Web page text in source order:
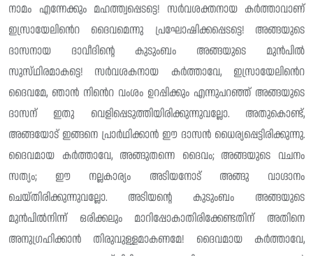
നാമം എന്നേക്കും മഹത്ത്വപ്പെടട്ടെ! സർവശക്തനായ കർത്താവാണ്
ഇസ്രായേലിൻെറ ദൈവമെന്നു പ്രഘോഷിക്കപ്പെടട്ടെ! അങ്ങയുടെ
ദാസനായ ദാവീദിന്റെ കുടുംബം അങ്ങയുടെ മുൻപിൽ
സുസ്‌ഥിരമാകട്ടെ! സർവശകനായ കർത്താവേ, ഇസ്രായേലിൻെറ
ദൈവമേ, ഞാൻ നിൻെറ വംശം ഉറപ്പിക്കും എന്നുപറഞ്ഞ് അങ്ങയുടെ
ദാസന് ഇതു വെളിപ്പെടുത്തിയിരിക്കുന്നുവല്ലോ. അതുകൊണ്ട്,
അങ്ങയോട് ഇങ്ങനെ പ്രാർഥിക്കാൻ ഈ ദാസൻ ധൈര്യപ്പെട്ടിരിക്കുന്നു.
ദൈവമായ കർത്താവേ, അങ്ങുതന്നെ ദൈവം; അങ്ങയുടെ വചനം
സത്യം; ഈ നല്ലകാര്യം അടിയനോട് അങ്ങു വാഗ്ദാനം
ചെയ്തിരിക്കുന്നുവല്ലോ. അടിയന്റെ കുടുംബം അങ്ങയുടെ
മുൻപിൽനിന്ന് ഒരിക്കലും മാറിപ്പോകാതിരിക്കേണ്ടതിന് അതിനെ
അനുഗ്രഹിക്കാൻ തിരുവുള്ളമാകണമേ! ദൈവമായ കർത്താവേ,